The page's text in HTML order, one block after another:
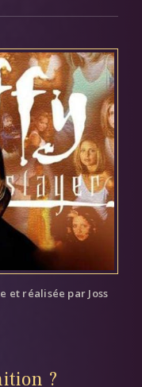
et réalisée par Joss
?